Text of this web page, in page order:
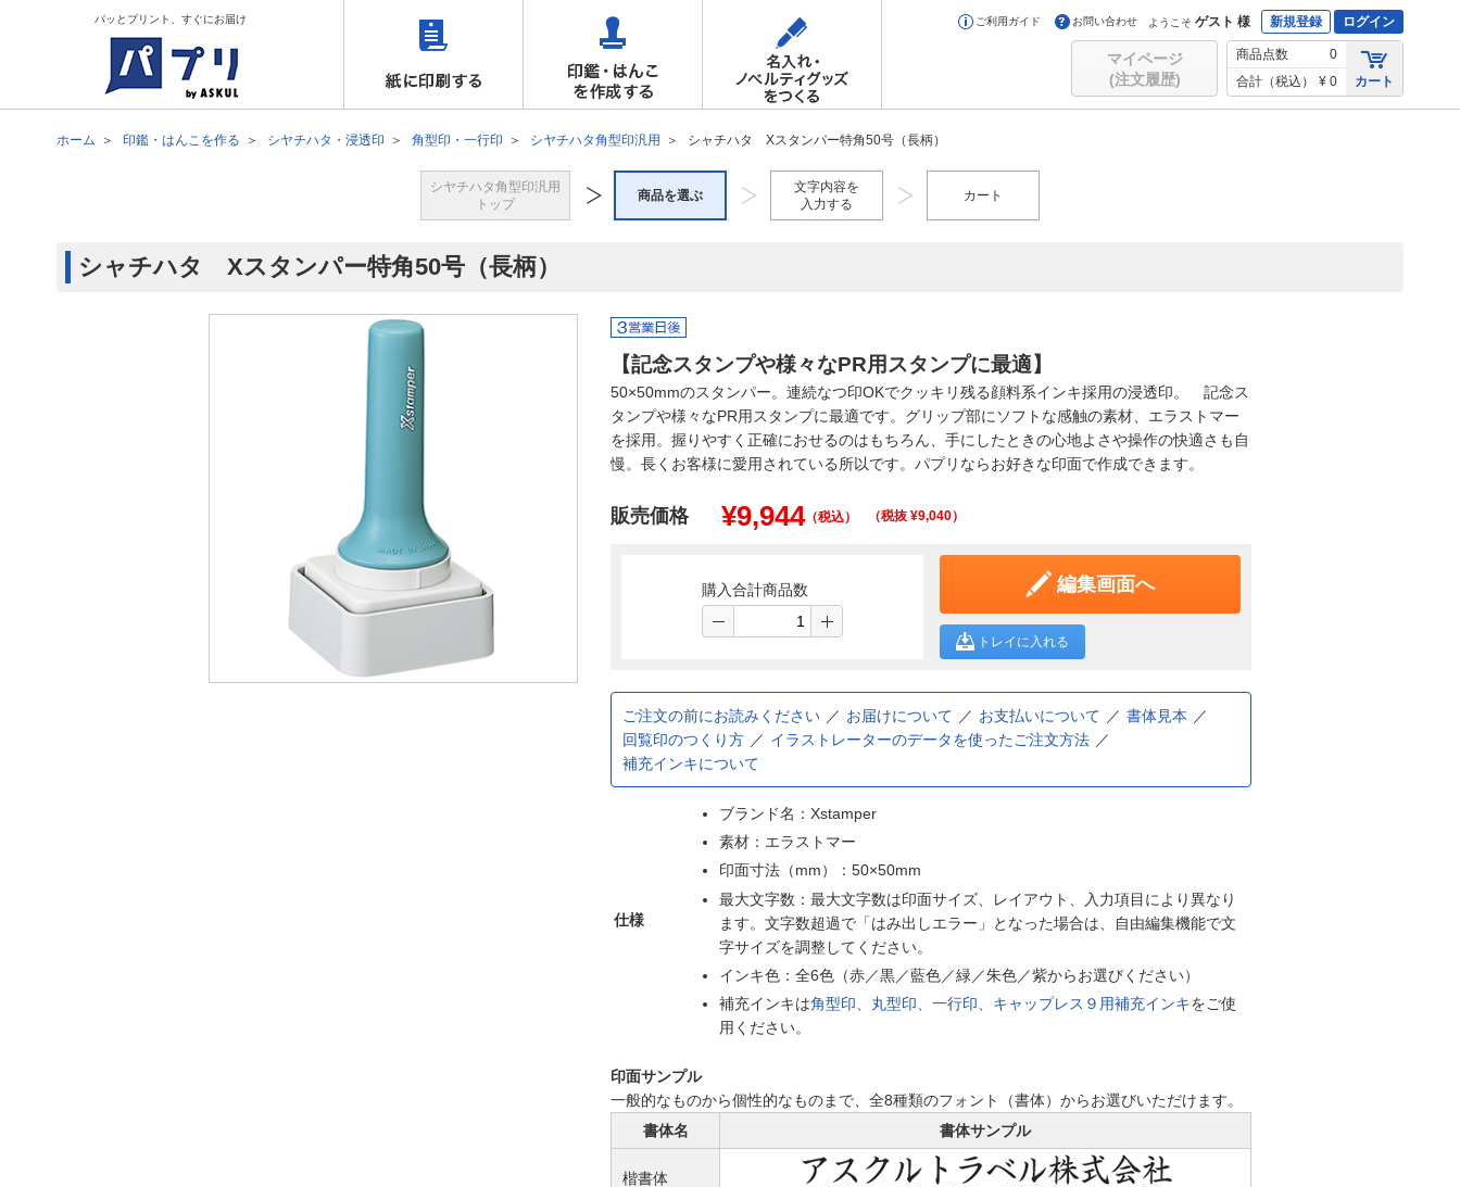
パッとプリント、すぐにお届け ご利用ガイド お問い合わせ ようこそ ゲスト 様 新規登録 ログイン
マイページ
(注文履歴)
商品点数
0
合計（税込）
¥ 0 カート
ホーム 印鑑・はんこを作る シヤチハタ・浸透印 角型印・一行印 シヤチハタ角型印汎用 シャチハタ Xスタンパー特角50号（長柄）
シヤチハタ角型印汎用
トップ
商品を選ぶ
文字内容を
入力する
カート
シャチハタ Xスタンパー特角50号（長柄）
【記念スタンプや様々なPR用スタンプに最適】
50×50mmのスタンパー。連続なつ印OKでクッキリ残る顔料系インキ採用の浸透印。 記念ス
タンプや様々なPR用スタンプに最適です。グリップ部にソフトな感触の素材、エラストマー
を採用。握りやすく正確におせるのはもちろん、手にしたときの心地よさや操作の快適さも自
慢。長くお客様に愛用されている所以です。パプリならお好きな印面で作成できます。
販売価格 ¥9,944（税込） （税抜 ¥9,040）
購入合計商品数 編集画面へ
トレイに入れる
ご注文の前にお読みください お届けについて お支払いについて
書体見本
回覧印のつくり方
イラストレーターのデータを使ったご注文方法
補充インキについて
仕様
ブランド名：Xstamper
素材：エラストマー
印面寸法（mm）：50×50mm
最大文字数：最大文字数は印面サイズ、レイアウト、入力項目により異なり
ます。文字数超過で「はみ出しエラー」となった場合は、自由編集機能で文
字サイズを調整してください。
インキ色：全6色（赤／黒／藍色／緑／朱色／紫からお選びください）
補充インキは角型印、丸型印、一行印、キャップレス９用補充インキをご使
用ください。
印面サンプル
一般的なものから個性的なものまで、全8種類のフォント（書体）からお選びいただけます。
書体名
書体サンプル
楷書体